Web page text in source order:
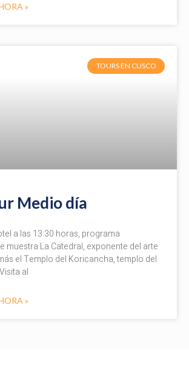
»
TOURS EN CUSCO
Medio día
a las 13:30 horas, programa
muestra La Catedral, exponente del arte
el Templo del Koricancha, templo del
al
»